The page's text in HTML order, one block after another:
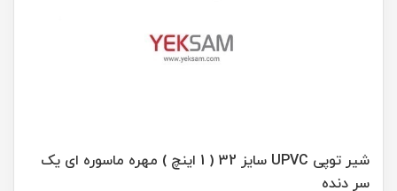
شیر توپی UPVC سایز 32 ( 1 اینچ ) مهره ماسوره ای یک
سر دنده